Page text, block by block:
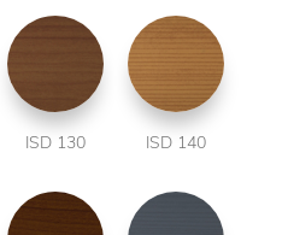
ISD 130 ISD 140